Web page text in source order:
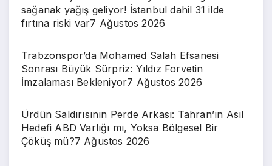
sağanak yağış geliyor! İstanbul dahil 31 ilde
fırtına riski var7 Ağustos 2026
Trabzonspor’da Mohamed Salah Efsanesi
Sonrası Büyük Sürpriz: Yıldız Forvetin
İmzalaması Bekleniyor7 Ağustos 2026
Ürdün Saldırısının Perde Arkası: Tahran’ın Asıl
Hedefi ABD Varlığı mı, Yoksa Bölgesel Bir
Çöküş mü?7 Ağustos 2026